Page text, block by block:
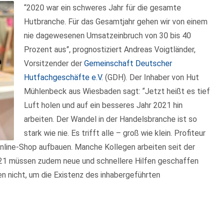
“2020 war ein schweres Jahr für die gesamte
Hutbranche. Für das Gesamtjahr gehen wir von einem
nie dagewesenen Umsatzeinbruch von 30 bis 40
Prozent aus”, prognostiziert Andreas Voigtländer,
Vorsitzender der Gemeinschaft Deutscher
Hutfachgeschäfte e.V. (GDH). Der Inhaber von Hut
Mühlenbeck aus Wiesbaden sagt: “Jetzt heißt es tief
Luft holen und auf ein besseres Jahr 2021 hin
arbeiten. Der Wandel in der Handelsbranche ist so
stark wie nie. Es trifft alle – groß wie klein. Profiteur
Shop aufbauen. Manche Kollegen arbeiten seit der
müssen zudem neue und schnellere Hilfen geschaffen
nicht, um die Existenz des inhabergeführten